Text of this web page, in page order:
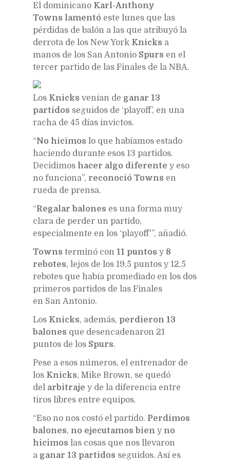
E l dominicano Karl-Anthony
Towns
lamentó este lunes que las
pérdidas de balón a las que atribuyó la
derrota de los New York Knicks a
manos de los San Antonio Spurs en el
tercer partido de las Finales de la NBA.
Los Knicks venían de ganar 13
partidos seguidos de ‘playoff’, en una
racha de 45 días invictos.
“No hicimos lo que habíamos estado
haciendo durante esos 13 partidos.
Decidimos hacer algo diferente y eso
no funciona”, reconoció Towns en
rueda de prensa.
“Regalar balones es una forma muy
clara de perder un partido,
especialmente en los ‘playoff'”, añadió.
Towns terminó con 11 puntos y 8
rebotes, lejos de los 19,5 puntos y 12,5
rebotes que había promediado en los dos
primeros partidos de las Finales
en San Antonio.
Los Knicks, además, perdieron 13
balones que desencadenaron 21
puntos de los Spurs.
Pese a esos números, el entrenador de
los Knicks, Mike Brown, se quedó
del arbitraje y de la diferencia entre
tiros libres entre equipos.
“Eso no nos costó el partido. Perdimos
balones, no ejecutamos bien y no
hicimos las cosas que nos llevaron
a ganar 13 partidos seguidos. Así es